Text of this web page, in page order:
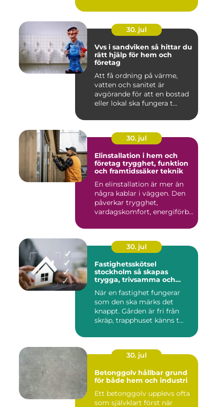
30. jul
Vvs i sandviken så hittar du
rätt hjälp för hem och
företag
Att få ordning på värme,
vatten och sanitet är
avgörande för att en bostad
eller lokal ska fungera t...
30. jul
Elinstallation i hem och
företag trygghet, funktion
och framtidssäker teknik
En elinstallation är mer än
några kablar i väggen. Den
påverkar trygghet,
vardagskomfort, energiförb...
30. jul
Fastighetsskötsel
stockholm så skapas
trygga, trivsamma och
När en fastighet fungerar
som den ska märks det
knappt. Gården är fri från
skräp, trapphuset känns t...
30. jul
Betonggolv hållbar grund
för både hem och industri
Ett betonggolv upplevs ofta
som självklart först när